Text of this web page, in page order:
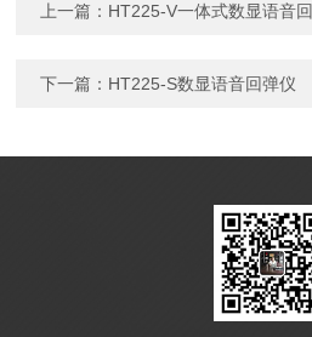
上一篇： HT225-V一体式数显语音
下一篇： HT225-S数显语音回弹仪